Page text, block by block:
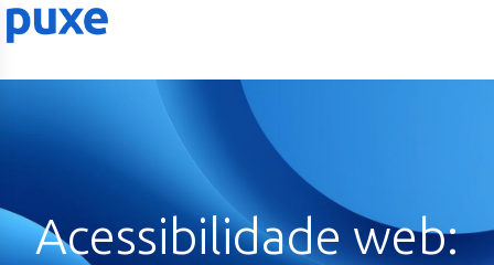
Acessibilidade web: